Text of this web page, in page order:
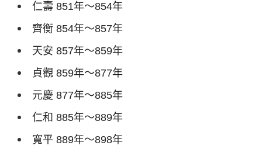
仁壽 851年～854年
齊衡 854年～857年
天安 857年～859年
貞觀 859年～877年
元慶 877年～885年
仁和 885年～889年
寬平 889年～898年